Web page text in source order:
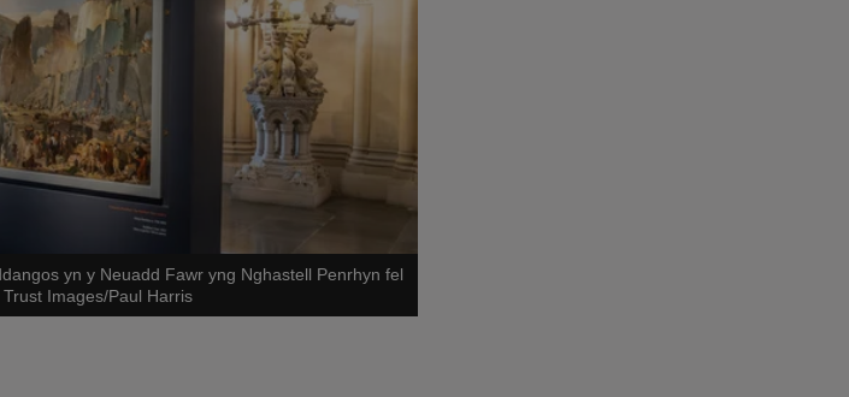
yn y Neuadd Fawr yng Nghastell Penrhyn fel
Trust Images/Paul Harris